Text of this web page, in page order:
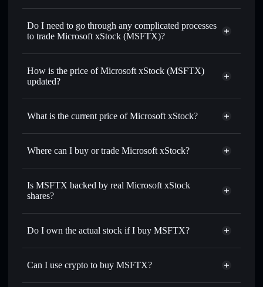
1:1 backed,
Do I need to go through any complicated processes
to trade Microsoft xStock (MSFTX)?
How is the price of Microsoft xStock (MSFTX)
updated?
Microsoft xStock
What is the current price of Microsoft xStock?
Microsoft xStock
$499.990
Where can I buy or trade Microsoft xStock?
Is MSFTX backed by real Microsoft xStock
shares?
Do I own the actual stock if I buy MSFTX?
Can I use crypto to buy MSFTX?